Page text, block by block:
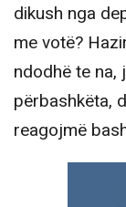
dikush nga
me votë?
ndodhë te na,
përbashkëta,
reagojmë